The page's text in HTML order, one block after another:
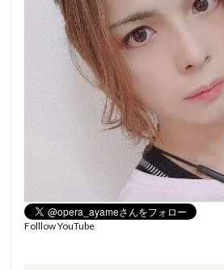
Folllow YouTube